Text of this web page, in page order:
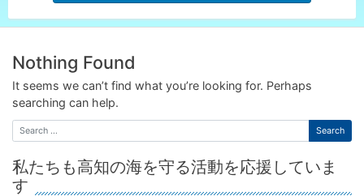
Nothing Found
It seems we can’t find what you’re looking for. Perhaps
searching can help.
Search
私たちも高知の海を守る活動を応援していま
す